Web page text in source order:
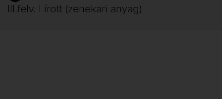
III.felv. | írott (zenekari anyag)